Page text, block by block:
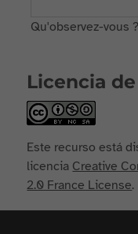
Qu'observez-vous ?
Licencia
Este recurso está
licencia Creative
2.0 France License.